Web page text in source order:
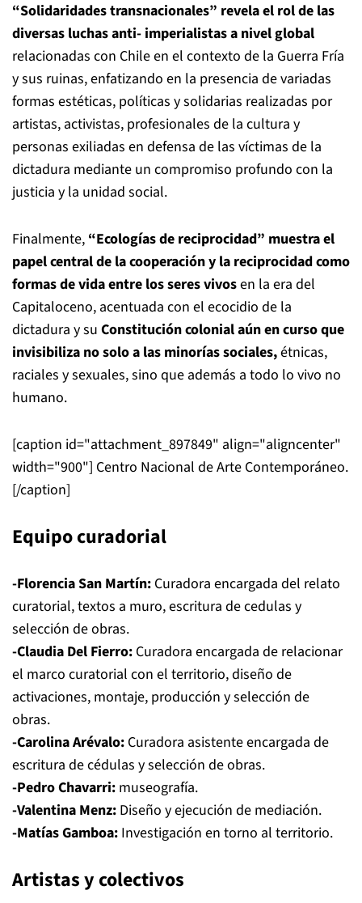
“Solidaridades transnacionales” revela el rol de las
diversas luchas anti- imperialistas a nivel global
relacionadas con Chile en el contexto de la Guerra Fría
y sus ruinas, enfatizando en la presencia de variadas
formas estéticas, políticas y solidarias realizadas por
artistas, activistas, profesionales de la cultura y
personas exiliadas en defensa de las víctimas de la
dictadura mediante un compromiso profundo con la
justicia y la unidad social.
Finalmente, “Ecologías de reciprocidad” muestra el
papel central de la cooperación y la reciprocidad como
formas de vida entre los seres vivosen la era del
Capitaloceno, acentuada con el ecocidio de la
dictadura y su Constitución colonial aún en curso que
invisibiliza no solo a las minorías sociales,étnicas,
raciales y sexuales, sino que además a todo lo vivo no
humano.
[caption id="attachment_897849" align="aligncenter"
width="900"] Centro Nacional de Arte Contemporáneo.
[/caption]
Equipo curadorial
-Florencia San Martín: Curadora encargada del relato
curatorial, textos a muro, escritura de cedulas y
selección de obras.
-Claudia Del Fierro: Curadora encargada de relacionar
el marco curatorial con el territorio, diseño de
activaciones, montaje, producción y selección de
obras.
-Carolina Arévalo: Curadora asistente encargada de
escritura de cédulas y selección de obras.
-Pedro Chavarri: museografía.
-Valentina Menz: Diseño y ejecución de mediación.
-Matías Gamboa: Investigación en torno al territorio.
Artistas y colectivos